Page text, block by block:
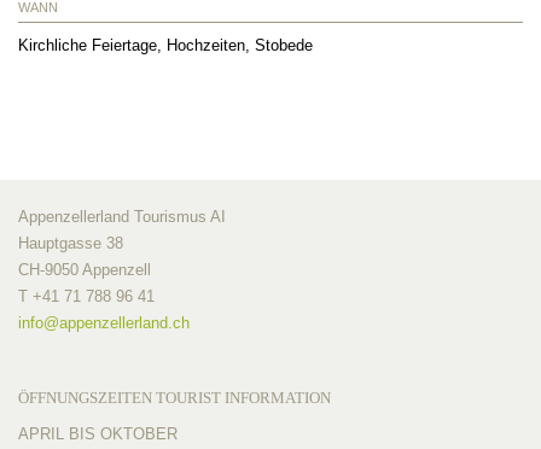
WANN
Kirchliche Feiertage, Hochzeiten, Stobede
Appenzellerland Tourismus AI
Hauptgasse 38
CH-9050 Appenzell
T +41 71 788 96 41
info@appenzellerland.ch
ÖFFNUNGSZEITEN TOURIST INFORMATION
APRIL BIS OKTOBER